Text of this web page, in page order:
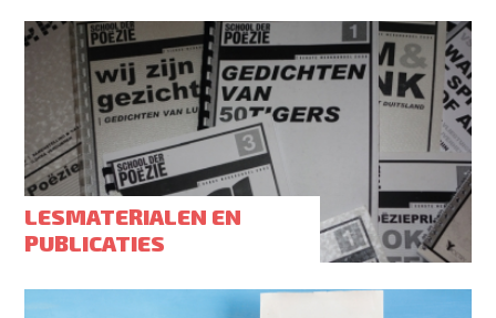
LESMATERIALEN EN
PUBLICATIES